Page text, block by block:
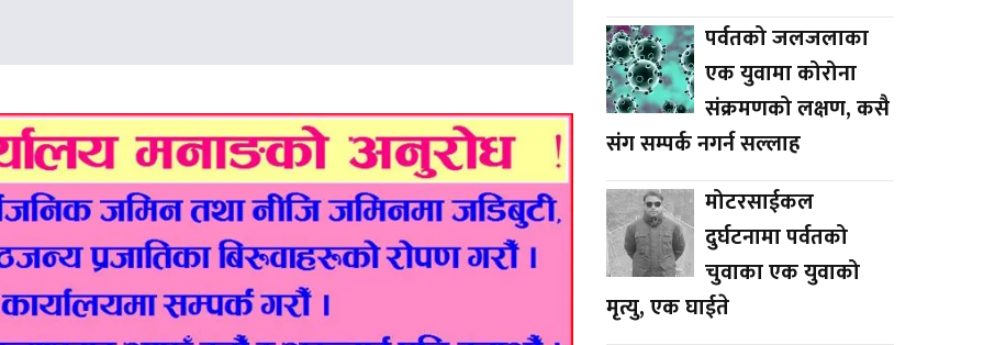
पर्वतको जलजलाका
एक युवामा कोरोना
संक्रमणको लक्षण, कसै
संग सम्पर्क नगर्न सल्लाह
मोटरसाईकल
दुर्घटनामा पर्वतको
चुवाका एक युवाको
मृत्यु, एक घाईते